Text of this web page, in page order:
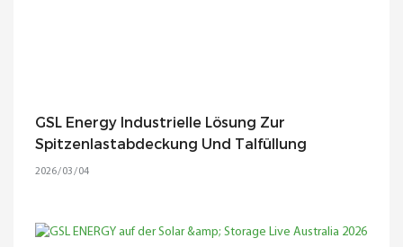
GSL Energy Industrielle Lösung Zur
Spitzenlastabdeckung Und Talfüllung
2026 03 04